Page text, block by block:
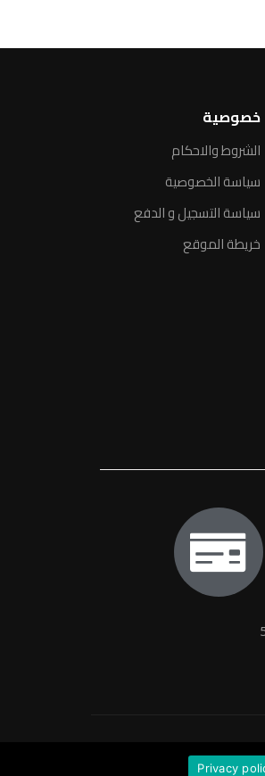
خصوصية
الشروط والاحكام
سياسة الخصوصية
سياسة التسجيل و الدفع
خريطة الموقع
Privacy